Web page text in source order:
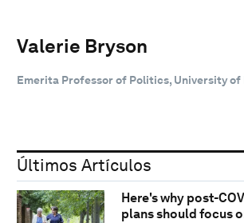
Valerie Bryson
Emerita Professor of Politics, University
Últimos Artículos
Here's why post-
plans should focus